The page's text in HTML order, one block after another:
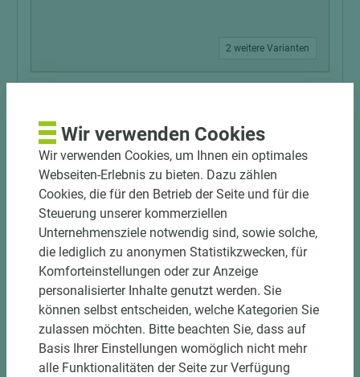
2 weitere Varianten
Wasserbasiert 3608 Tabakbraun 0,75 Liter/
Gebinde
Länge (mm)
125
Breite (mm)
105
Stärke (mm)
105
Wir verwenden Cookies
Wir verwenden Cookies, um Ihnen ein optimales
Webseiten-Erlebnis zu bieten. Dazu zählen
Cookies, die für den Betrieb der Seite und für die
Steuerung unserer kommerziellen
Unternehmensziele notwendig sind, sowie solche,
die lediglich zu anonymen Statistikzwecken, für
Komforteinstellungen oder zur Anzeige
personalisierter Inhalte genutzt werden. Sie
können selbst entscheiden, welche Kategorien Sie
zulassen möchten. Bitte beachten Sie, dass auf
Basis Ihrer Einstellungen womöglich nicht mehr
alle Funktionalitäten der Seite zur Verfügung